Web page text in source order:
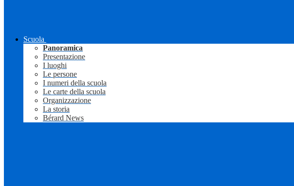
Scuola
Panoramica
Presentazione
I luoghi
Le persone
I numeri della scuola
Le carte della scuola
Organizzazione
La storia
Bérard News